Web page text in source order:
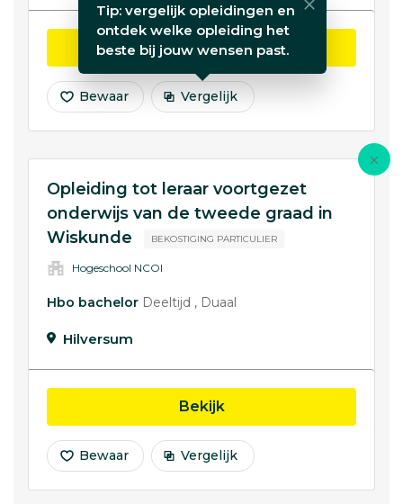
Bekijkopleiding Commerciële
Bewaar
Tip: vergelijk opleidingen en
ontdek welke opleiding het
beste bij jouw wensen past.
Vergelijk
Opleiding tot leraar voortgezet
onderwijs van de tweede graad in
Wiskunde
BEKOSTIGING PARTICULIER
Hogeschool NCOI
Hbo bachelor Deeltijd Duaal
Hilversum
Bekijkopleiding Opleiding tot
Bewaar Vergelijk